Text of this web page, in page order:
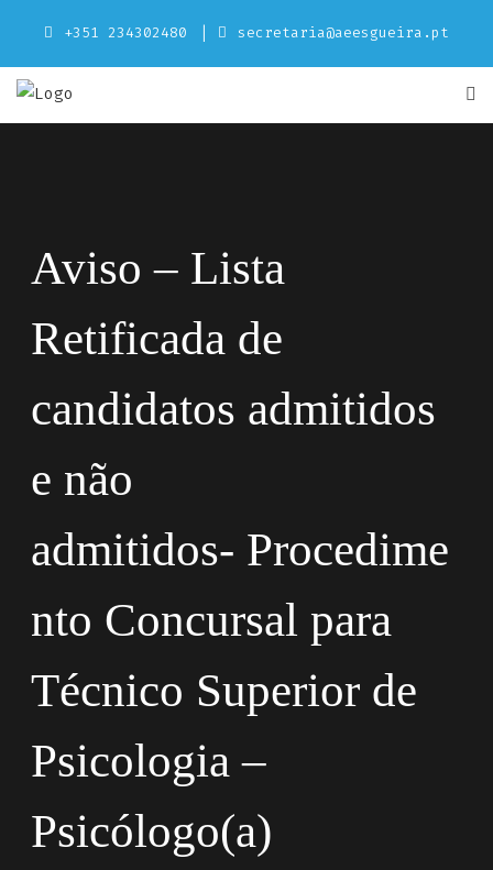
content
+351 234302480 secretaria@aeesgueira.pt
Aviso – Lista
Retificada de
candidatos admitidos
e não
admitidos- Procedime
nto Concursal para
Técnico Superior de
Psicologia –
Psicólogo(a)